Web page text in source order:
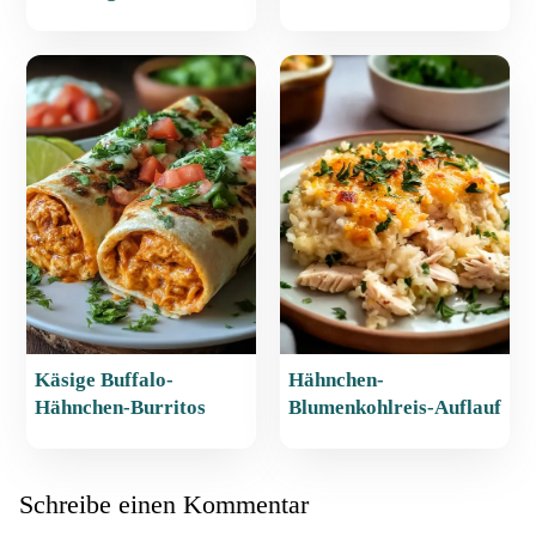
Käsige Buffalo-
Hähnchen-Burritos
Hähnchen-
Blumenkohlreis-Auflauf
Schreibe einen Kommentar